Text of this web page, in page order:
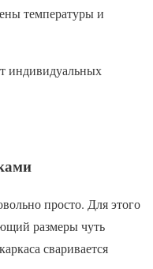
температуры и
индивидуальных
просто. Для этого
размеры чуть
сваривается